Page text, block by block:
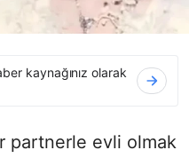
kaynağınız olarak
partnerle evli olmak